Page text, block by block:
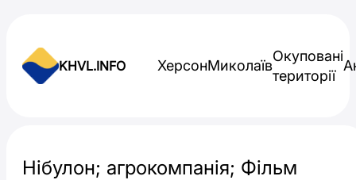
KHVL.INFO ХерсонМиколаїв
Окуповані
території
Нібулон; агрокомпанія; Фільм